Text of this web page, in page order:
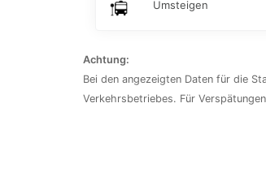
Umsteigen
Achtung:
Bei den angezeigten Daten für die
Verkehrsbetriebes. Für